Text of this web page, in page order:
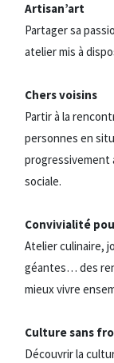
Artisan’art
Partager sa
atelier mis à
Chers voisins
Partir à la
personnes en
progressivement
sociale.
Convivialité
Atelier culinaire,
géantes… des
mieux vivre
Culture sans
Découvrir la